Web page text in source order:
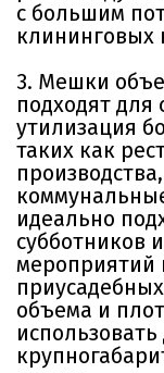
с большим
клининговых
3. Мешки
подходят для
утилизация
таких как
идеально
субботников
мероприятий
объема и